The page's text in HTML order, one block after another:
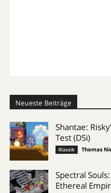
Neueste Beiträge
Shantae:
Test (DSi)
Klassik Thomas
Spectral
Ethereal